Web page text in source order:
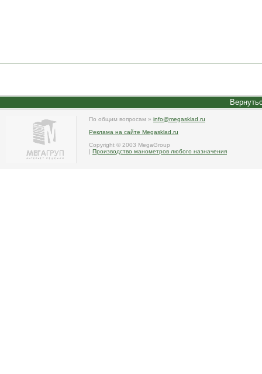
По общим вопросам » info@megasklad.ru
Реклама на сайте Megasklad.ru
Copyright © 2003 MegaGroup
| Производство манометров любого назначения